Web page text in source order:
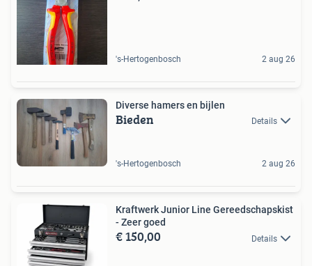
's-Hertogenbosch 2 aug 26
Diverse hamers en bijlen
Bieden Details
's-Hertogenbosch 2 aug 26
Kraftwerk Junior Line Gereedschapskist
- Zeer goed
€ 150,00 Details